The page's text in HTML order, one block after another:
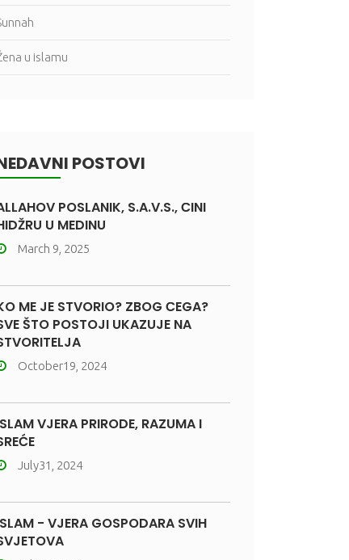
u islamu
POSTOVI
POSLANIK, S.A.V.S., ČINI
U MEDINU
March 9, 2025
ME JE STVORIO? ZBOG ČEGA?
ŠTO POSTOJI UKAZUJE NA
October19, 2024
VJERA PRIRODE, RAZUMA I
July31, 2024
- VJERA GOSPODARA SVIH